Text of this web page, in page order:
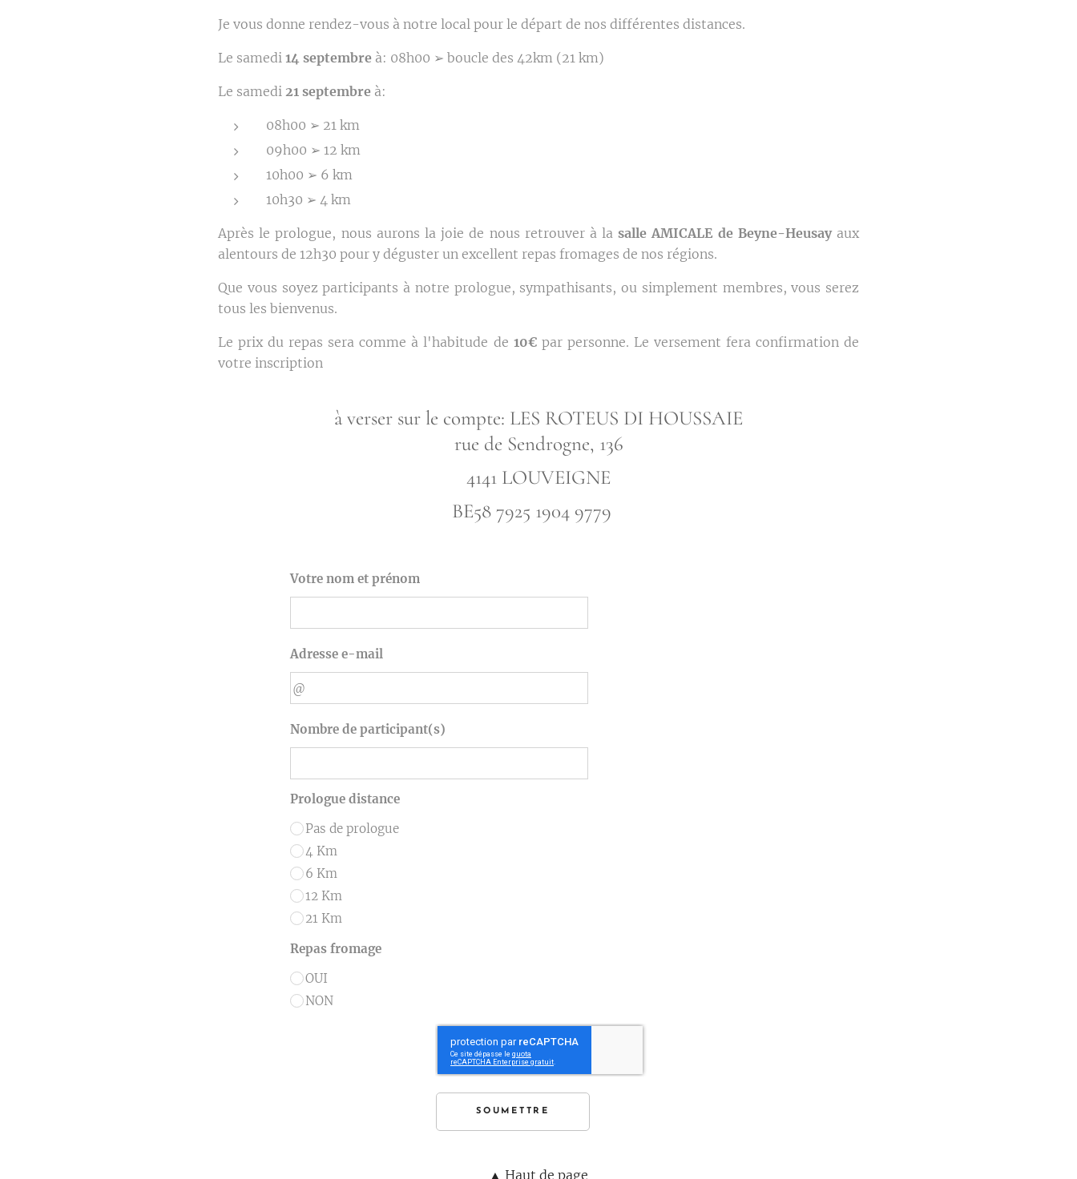
Je vous donne rendez-vous à notre local pour le départ de nos différentes distances.
Le samedi 14 septembre à: 08h00 ➢ boucle des 42km (21 km)
Le samedi 21 septembre à:
08h00 ➢ 21 km
09h00 ➢ 12 km
10h00 ➢ 6 km
10h30 ➢ 4 km
Après le prologue, nous aurons la joie de nous retrouver à lasalle AMICALE de Beyne-Heusay aux
alentours de 12h30 pour y déguster un excellent repas fromages de nos régions.
Que vous soyez participants à notre prologue, sympathisants, ou simplement membres, vous serez
tous les bienvenus.
Le prix du repas sera comme à l'habitude de 10€par personne. Le versement fera confirmation de
votre inscription
à verser sur le compte: LES ROTEUS DI HOUSSAIE
rue de Sendrogne, 136
4141 LOUVEIGNE
BE58 7925 1904 9779
Votre nom et prénom
Adresse e-mail
Nombre de participant(s)
Prologue distance
Pas de prologue
4 Km
6 Km
12 Km
21 Km
Repas fromage
OUI
NON
SOUMETTRE
▲ Haut de page